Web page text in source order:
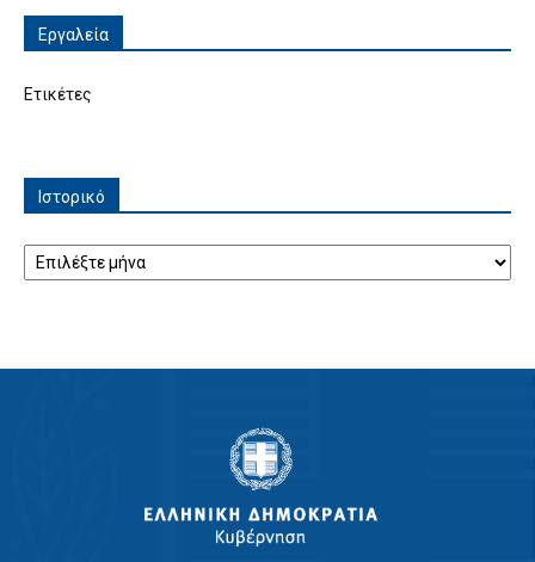
Εργαλεία
Ετικέτες
Ιστορικό